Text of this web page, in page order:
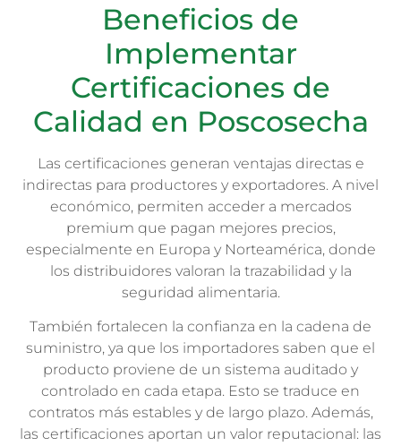
Beneficios de
Implementar
Certificaciones de
Calidad en Poscosecha
Las certificaciones generan ventajas directas e
indirectas para productores y exportadores. A nivel
económico, permiten acceder a mercados
premium que pagan mejores precios,
especialmente en Europa y Norteamérica, donde
los distribuidores valoran la trazabilidad y la
seguridad alimentaria.
También fortalecen la confianza en la cadena de
suministro, ya que los importadores saben que el
producto proviene de un sistema auditado y
controlado en cada etapa. Esto se traduce en
contratos más estables y de largo plazo. Además,
las certificaciones aportan un valor reputacional: las